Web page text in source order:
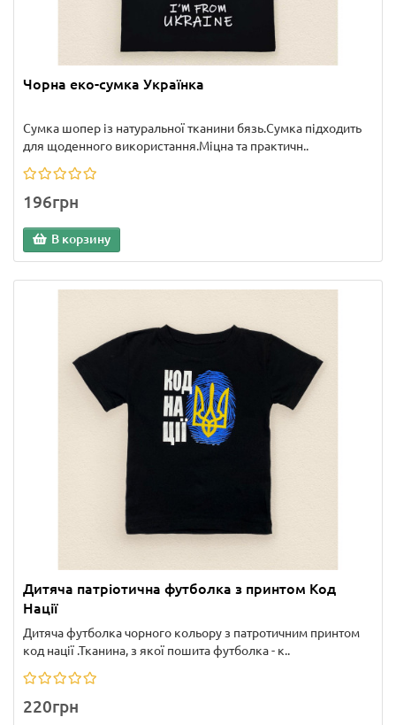
Чорна еко-сумка Українка
Сумка шопер із натуральної тканини бязь.Сумка підходить
для щоденного використання.Міцна та практичн..
196грн
В корзину
Дитяча патріотична футболка з принтом Код
Нації
Дитяча футболка чорного кольору з патротичним принтом
код нації .Тканина, з якої пошита футболка - к..
220грн